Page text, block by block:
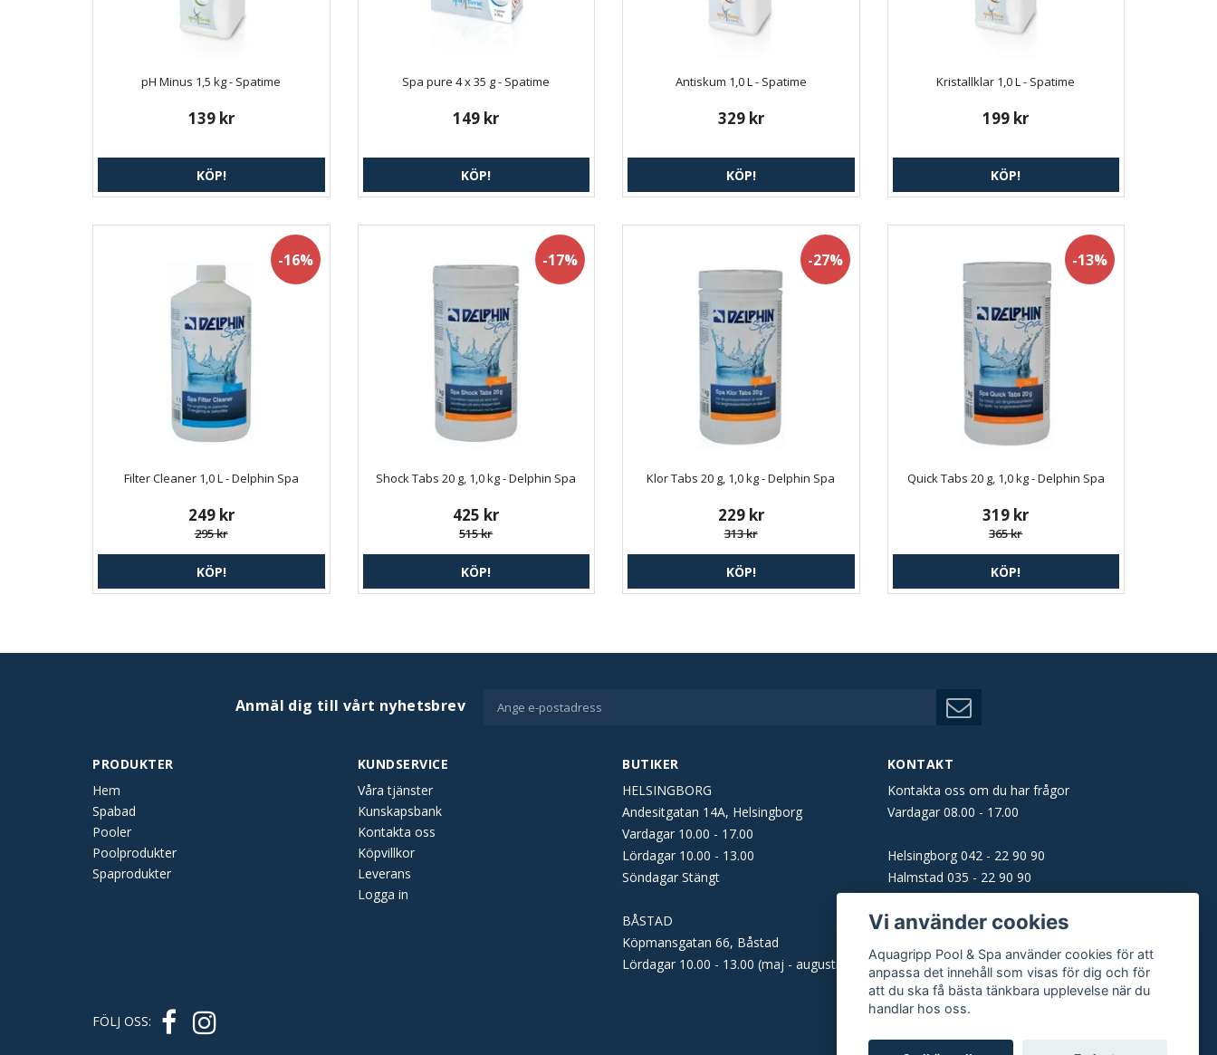
pH Minus 1,5 kg - Spatime
139 kr
KÖP!
Spa pure 4 x 35 g - Spatime
149 kr
KÖP!
Antiskum 1,0 L - Spatime
329 kr
KÖP!
Kristallklar 1,0 L - Spatime
199 kr
KÖP!
-16%
Filter Cleaner 1,0 L - Delphin Spa
249 kr
295 kr
KÖP!
-17%
Shock Tabs 20 g, 1,0 kg - Delphin Spa
425 kr
515 kr
KÖP!
-27%
Klor Tabs 20 g, 1,0 kg - Delphin Spa
229 kr
313 kr
KÖP!
-13%
Quick Tabs 20 g, 1,0 kg - Delphin Spa
319 kr
365 kr
KÖP!
PRODUKTER
Hem
Spabad
Pooler
Poolprodukter
Spaprodukter
Anmäl dig till vårt nyhetsbrev
KUNDSERVICE
Våra tjänster
Kunskapsbank
Kontakta oss
Köpvillkor
Leverans
Logga in
BUTIKER
HELSINGBORG
Andesitgatan 14A, Helsingborg
Vardagar 10.00 - 17.00
Lördagar 10.00 - 13.00
Söndagar Stängt
BÅSTAD
Köpmansgatan 66, Båstad
Lördagar 10.00 - 13.00 (maj - augusti)
KONTAKT
Kontakta oss om du har frågor
Vardagar 08.00 - 17.00
Helsingborg 042 - 22 90 90
Halmstad 035 - 22 90 90
Båstad0431 - 160 61
Malmö040 - 22 90 90
E-post: info@aquagripp.se
FÖLJ OSS:
Vi använder cookies
Aquagripp Pool & Spa använder cookies för att
anpassa det innehåll som visas för dig och för
att du ska få bästa tänkbara upplevelse när du
handlar hos oss.